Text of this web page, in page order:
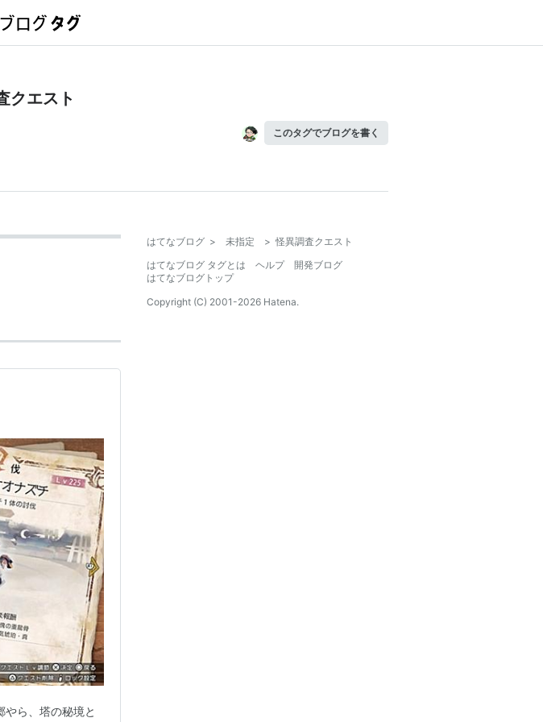
クエスト
このタグでブログを書く
ら、塔の秘境と
はてなブログ > 未指定 > 怪異調査クエスト
はてなブログ タグとは
ヘルプ
開発ブログ
はてなブログトップ
Copyright (C) 2001-2026 Hatena.